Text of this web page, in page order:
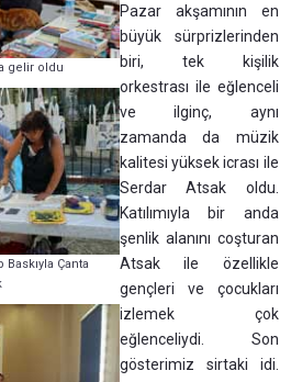
gelir oldu
Çanta
Pazar akşamının en
büyük sürprizlerinden
biri, tek kişilik
orkestrası ile eğlenceli
ve ilginç, aynı
zamanda da müzik
kalitesi yüksek icrası ile
Serdar Atsak oldu.
Katılımıyla bir anda
şenlik alanını coşturan
Atsak ile özellikle
gençleri ve çocukları
izlemek çok
eğlenceliydi. Son
gösterimiz sirtaki idi.